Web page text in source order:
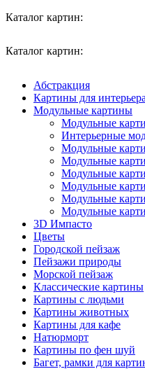
Каталог картин:
Каталог картин:
Абстракция
Картины для интерьера
Модульные картины
Модульные
Интерьерные
Модульные
Модульные
Модульные
Модульные
Модульные
Модульные
3D Импасто
Цветы
Городской пейзаж
Пейзажи природы
Морской пейзаж
Классические картины
Картины с людьми
Картины животных
Картины для кафе
Натюрморт
Картины по фен шуй
Багет, рамки для